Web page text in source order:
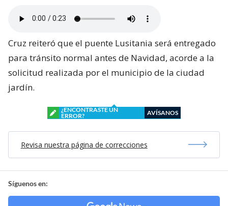
Cruz reiteró que el puente Lusitania será entregado
para tránsito normal antes de Navidad, acorde a la
solicitud realizada por el municipio de la ciudad
jardín.
¿ENCONTRASTE UN
ERROR?
AVÍSANOS
Revisa nuestra página de correcciones
Síguenos en: